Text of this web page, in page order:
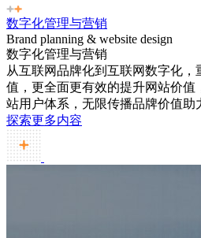
数字化管理与营销
Brand planning & website design
数字化管理与营销
从互联网品牌化到互联网数字化
值，更全面更有效的提升网站价值
站用户体系，无限传播品牌价值助
探索更多内容